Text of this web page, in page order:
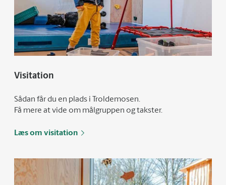
Visitation
Sådan får du en plads i Troldemosen.
Få mere at vide om målgruppen og takster.
Læs om visitation